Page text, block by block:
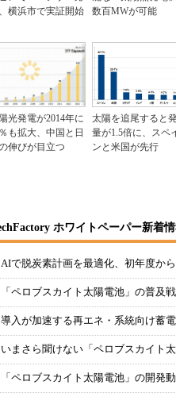
横浜市で実証開始
数百MWが可能
光発電が2014年に
も拡大、中国と日
伸びが目立つ
太陽を追尾すると
量が1.5倍に、スペ
ンと米国が先行
ホワイトペーパー新着
AIで脱炭素計画を最適化、初年度か
「ペロブスカイト太陽電池」の普
導入が加速する再エネ・系統向け
いまさら聞けない「ペロブスカイト
「ペロブスカイト太陽電池」の開発